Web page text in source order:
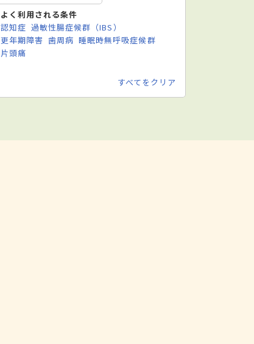
よく利用される条件
認知症 過敏性腸症候群（IBS）
更年期障害 歯周病 睡眠時無呼吸症候群
片頭痛
すべてをクリア